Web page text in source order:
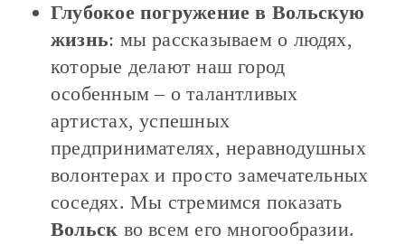
Глубокое погружение в Вольскую
жизнь: мы рассказываем о людях,
которые делают наш город
особенным – о талантливых
артистах, успешных
предпринимателях, неравнодушных
волонтерах и просто замечательных
соседях. Мы стремимся показать
Вольск во всем его многообразии.